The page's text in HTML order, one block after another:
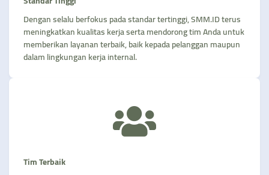
Dengan selalu berfokus pada standar tertinggi, SMM.ID terus
meningkatkan kualitas kerja serta mendorong tim Anda untuk
memberikan layanan terbaik, baik kepada pelanggan maupun
dalam lingkungan kerja internal.
Tim Terbaik